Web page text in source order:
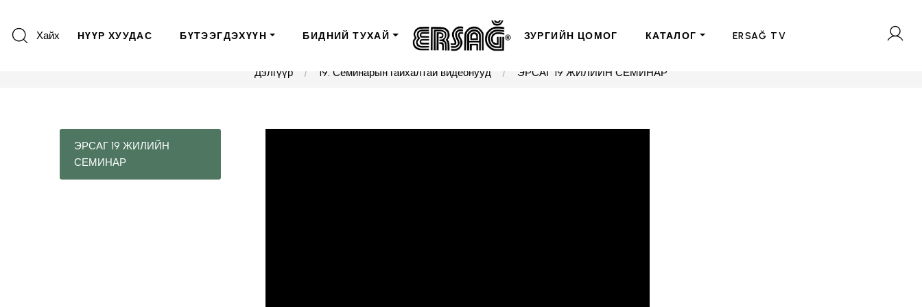
Хайх НҮҮР ХУУДАС БҮТЭЭГДЭХҮҮН БИДНИЙ ТУХАЙ ЗУРГИЙН ЦОМОГ КАТАЛОГ ERSAĞ TV
Дэлгүүр 19. Семинарын гайхалтай видеонууд ЭРСАГ 19 ЖИЛИЙН СЕМИНАР
ЭРСАГ 19 ЖИЛИЙН
СЕМИНАР